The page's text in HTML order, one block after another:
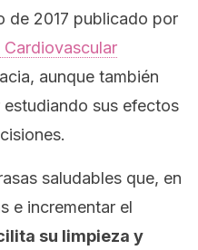
de 2017 publicado por
aunque también
sus efectos
saludables que, en
e incrementar el
su limpieza y